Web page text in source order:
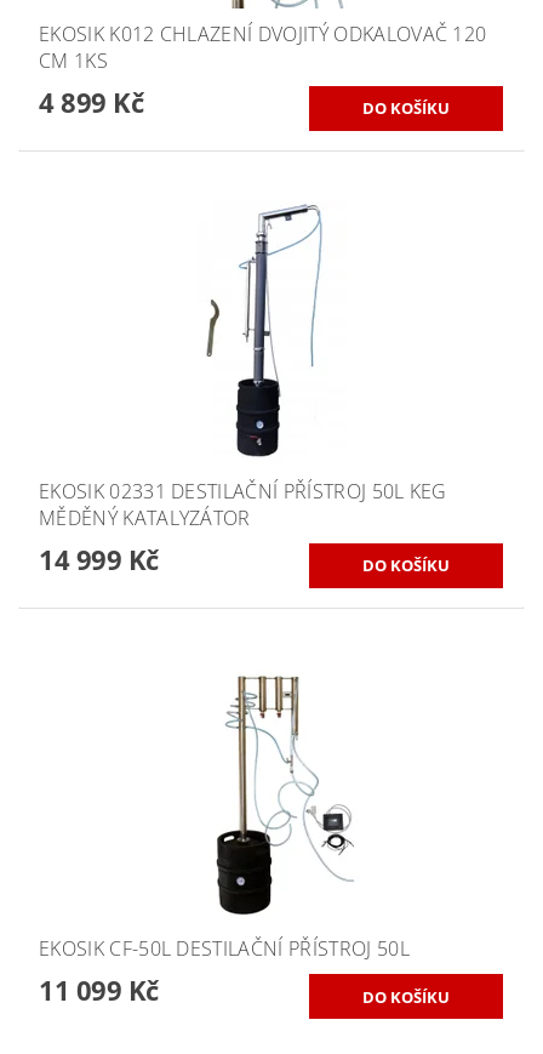
EKOSIK K012 CHLAZENÍ DVOJITÝ ODKALOVAČ 120
CM 1KS
4 899 Kč
EKOSIK 02331 DESTILAČNÍ PŘÍSTROJ 50L KEG
MĚDĚNÝ KATALYZÁTOR
14 999 Kč
EKOSIK CF-50L DESTILAČNÍ PŘÍSTROJ 50L
11 099 Kč